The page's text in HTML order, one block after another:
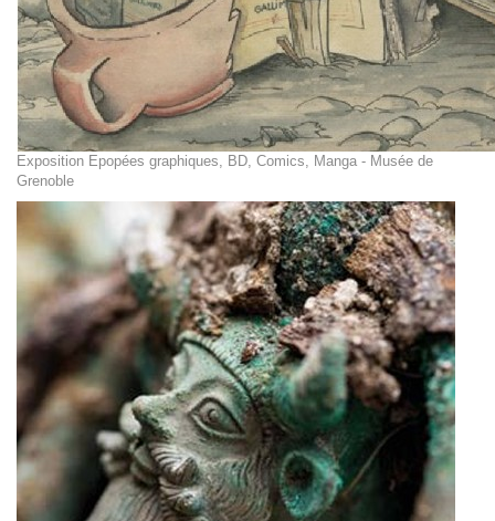
Exposition Epopées graphiques, BD, Comics, Manga - Musée de
Grenoble